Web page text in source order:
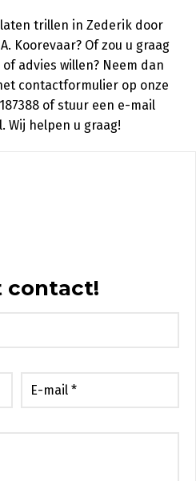
trillen in Zederik door
Koorevaar? Of zou u graag
advies willen? Neem dan
contactformulier op onze
of stuur een e-mail
Wij helpen u graag!
contact!